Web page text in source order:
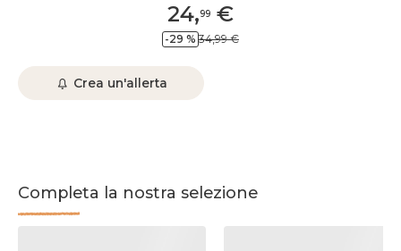
24,99 €
-29 % 34,99 €
Crea un'allerta
Completa la nostra selezione